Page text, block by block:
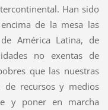
Han sido
de la mesa las
América Latina, de
no exentas de
que las nuestras
de recursos y medios
y poner en marcha